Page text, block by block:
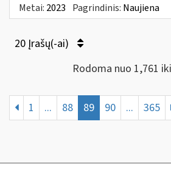
Metai: 2023 Pagrindinis: Naujiena
20 Įrašų(-ai)
Rodoma nuo 1,761
1 ... 88 89 90 ... 365